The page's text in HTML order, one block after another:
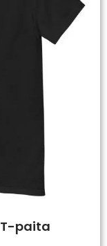
paita